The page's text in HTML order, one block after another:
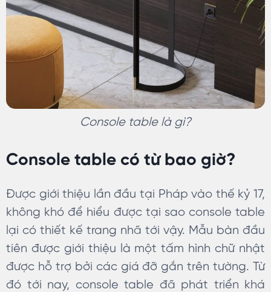
Console table là gì?
Console table có từ bao giờ?
Được giới thiệu lần đầu tại Pháp vào thế kỷ 17,
không khó để hiểu được tại sao console table
lại có thiết kế trang nhã tới vậy. Mẫu bàn đầu
tiên được giới thiệu là một tấm hình chữ nhật
được hỗ trợ bởi các giá đỡ gắn trên tường. Từ
đó tới nay, console table đã phát triển khá